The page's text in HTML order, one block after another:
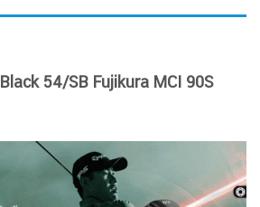
54/SB Fujikura MCI 90S